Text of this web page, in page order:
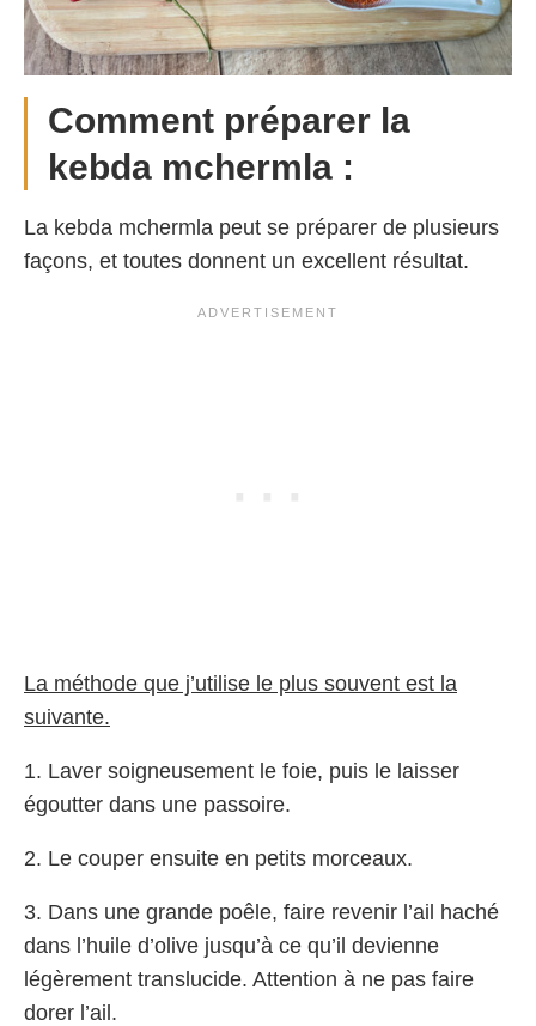
Comment préparer la
kebda mchermla :
La kebda mchermla peut se préparer de plusieurs
façons, et toutes donnent un excellent résultat.
La méthode que j’utilise le plus souvent est la
suivante.
1. Laver soigneusement le foie, puis le laisser
égoutter dans une passoire.
2. Le couper ensuite en petits morceaux.
3. Dans une grande poêle, faire revenir l’ail haché
dans l’huile d’olive jusqu’à ce qu’il devienne
légèrement translucide. Attention à ne pas faire
dorer l’ail.